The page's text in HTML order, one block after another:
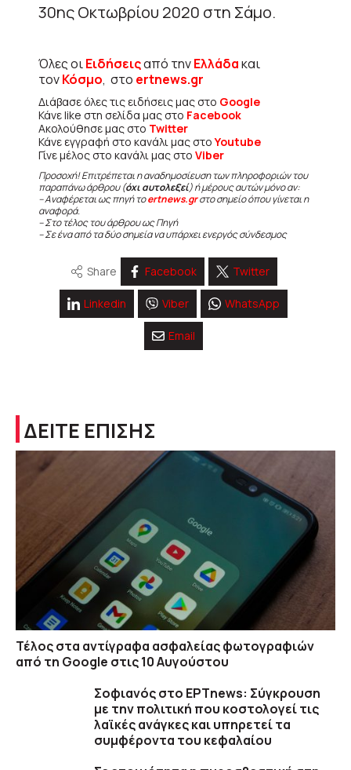
30ης Οκτωβρίου 2020 στη Σάμο.
Όλες οιΕιδήσειςαπό τηνΕλλάδακαι
τονΚόσμο, στο ertnews.gr
Διάβασε όλες τις ειδήσεις μας στο Google
Κάνε like στη σελίδα μας στο Facebook
Ακολούθησε μας στο Twitter
Κάνε εγγραφή στο κανάλι μας στοYoutube
Γίνε μέλος στο κανάλι μας στο Viber
Προσοχή! Επιτρέπεται η αναδημοσίευση των πληροφοριών του
παραπάνω άρθρου (όχι αυτολεξεί) ή μέρους αυτών μόνο αν:
– Αναφέρεται ως πηγή τοertnews.grστο σημείο όπου γίνεται η
αναφορά.
– Στο τέλος του άρθρου ως Πηγή
– Σε ένα από τα δύο σημεία να υπάρχει ενεργός σύνδεσμος
Share Facebook Twitter
Linkedin Viber WhatsApp
Email
ΔΕΙΤΕ ΕΠΙΣΗΣ
Τέλος στα αντίγραφα ασφαλείας φωτογραφιών
από τη Google στις 10 Αυγούστου
Σοφιανός στο ΕΡΤnews: Σύγκρουση
με την πολιτική που κοστολογεί τις
λαϊκές ανάγκες και υπηρετεί τα
συμφέροντα του κεφαλαίου